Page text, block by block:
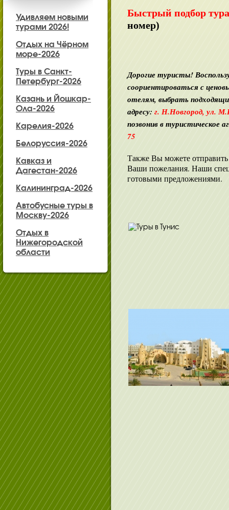
Удивляем новыми
турами 2026!
Отдых на Чёрном
море-2026
Туры в Санкт-
Петербург-2026
Казань и Йошкар-
Ола-2026
Карелия-2026
Белоруссия-2026
Кавказ и
Дагестан-2026
Калининград-2026
Автобусные туры в
Москву-2026
Отдых в
Нижегородской
области
Быстрый подбор
номер)
Дорогие туристы!
соориентироваться с
отелям, выбрать
адресу: г. Н.Новгород, ул.
позвонив в
75
Также Вы можете
Ваши пожелания. Наши
готовыми предложениями.